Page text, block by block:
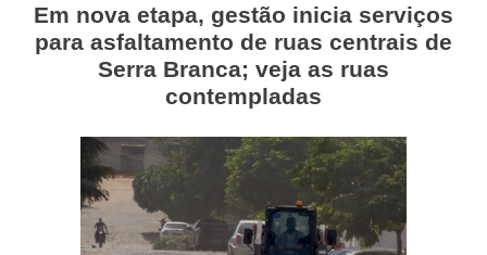
Em nova etapa, gestão inicia serviços
para asfaltamento de ruas centrais de
Serra Branca; veja as ruas
contempladas